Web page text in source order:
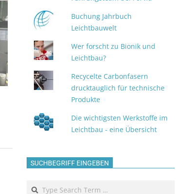
Buchung Jahrbuch
Leichtbauwelt
Wer forscht zu Bionik und
Leichtbau?
Recycelte Carbonfasern
drucktauglich für technische
Produkte
Die wichtigsten Werkstoffe im
Leichtbau - eine Übersicht
SUCHBEGRIFF EINGEBEN
Search